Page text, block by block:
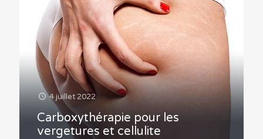
4 juillet 2022
Carboxythérapie pour les
vergetures et cellulite